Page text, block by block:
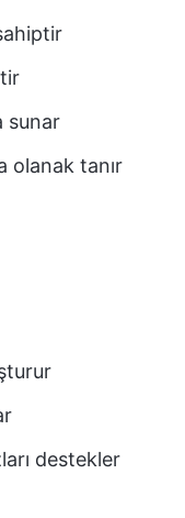
sunar
olanak tanır
destekler